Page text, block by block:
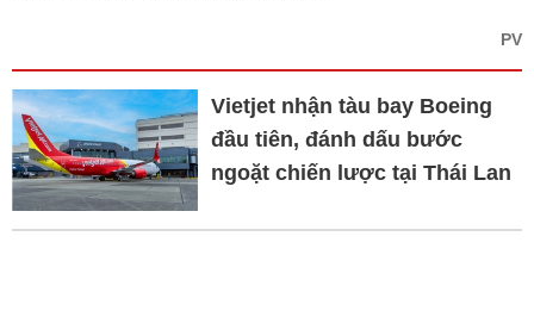
PV
Vietjet nhận tàu bay Boeing
đầu tiên, đánh dấu bước
ngoặt chiến lược tại Thái Lan